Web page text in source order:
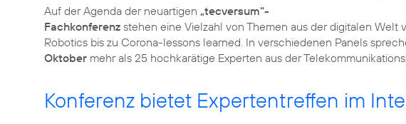
Auf der Agenda der neuartigen „tecversum“-
Fachkonferenz stehen eine Vielzahl von Themen aus der digitalen Welt
Robotics bis zu Corona-lessons learned. In verschiedenen Panels
Oktober mehr als 25 hochkarätige Experten aus der
Konferenz bietet Expertentreffen im